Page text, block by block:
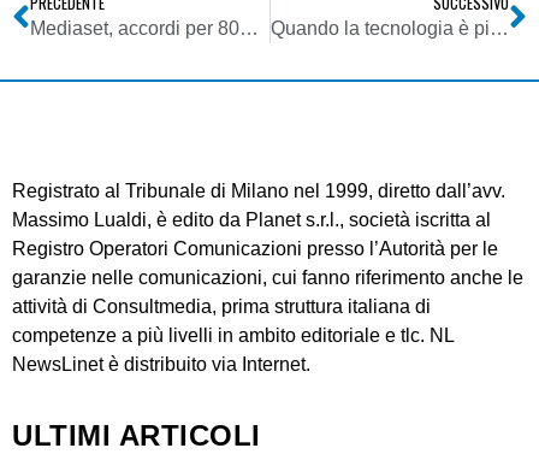
Mediaset, accordi per 800 milioni con Warner e Universal Quando la tecnologia è più veloce della televisione
Registrato al Tribunale di Milano nel 1999, diretto dall’avv.
Massimo Lualdi, è edito da Planet s.r.l., società iscritta al
Registro Operatori Comunicazioni presso l’Autorità per le
garanzie nelle comunicazioni, cui fanno riferimento anche le
attività di Consultmedia, prima struttura italiana di
competenze a più livelli in ambito editoriale e tlc. NL
NewsLinet è distribuito via Internet.
ULTIMI ARTICOLI